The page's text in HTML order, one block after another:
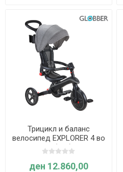
Трицикл и баланс
велосипед EXPLORER 4 во
1, склоплив (сив) - Globber
ден 12.860,00